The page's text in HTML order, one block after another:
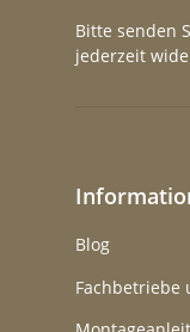
Bitte senden
jederzeit
Blog
Fachbetriebe